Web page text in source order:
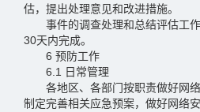
估，提出处理意见和改进措施。
事件的调查处理和总结评估工作
30天内完成。
6 预防工作
6.1 日常管理
各地区、各部门按职责做好网络
制定完善相关应急预案，做好网络